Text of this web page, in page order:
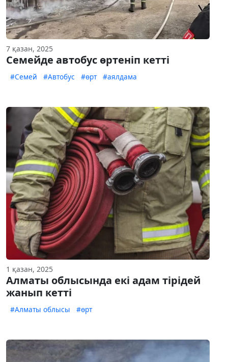
7 қазан, 2025
Семейде автобус өртеніп кетті
#Семей #Автобус #өрт #аялдама
1 қазан, 2025
Алматы облысында екі адам тірідей
жанып кетті
#Алматы облысы #өрт